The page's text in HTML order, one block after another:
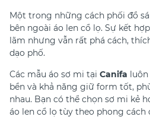
Một trong những cách phối đồ
bên ngoài áo len cổ lọ. Sự kết
lãm nhưng vẫn rất phá cách,
dạo phố.
Các mẫu áo sơ mi tại Canifa
bền và khả năng giữ form tốt,
nhau. Bạn có thể chọn sơ mi kẻ
áo len cổ lọ tùy theo phong cách